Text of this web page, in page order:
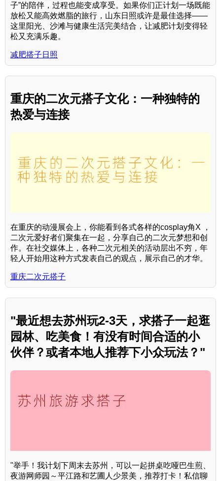
子”的陪伴，过程也能变成享受。如果你们正计划一场既能
放松又能高效燃脂的旅行，山东日照或许是最佳选择——
这里阳光、沙滩与健康生活完美结合，让减肥计划变得轻
松又充满乐趣。
减肥搭子日照
重庆的二次元搭子文化：一种独特的
热爱与连接
在重庆的动漫展会上，你能看到各式各样的cosplay角X ，
二次元爱好者们聚集在一起，分享自己的二次元梦想和创
作。在社交媒体上，各种二次元相关的活动层出不穷，年
轻人开始用这种方式发表自己的观点，展示自己的才华。
重庆二次元搭子
"最近想去苏州玩2-3天，求搭子一起逛
园林、吃美食！有没有时间合适的小
伙伴？或者本地人推荐下小众玩法？"
"举手！我计划下周末去苏州，可以一起拼桌吃哑巴生煎、
夜游网师园～平江路和艺圃人少景美，推荐打卡！私信聊